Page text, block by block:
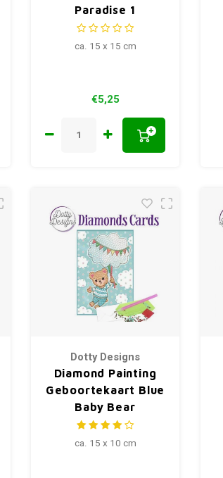
Paradise 1
ca. 15 x 15 cm
€5,25
+
Dotty Designs
Diamond Painting
Geboortekaart Blue
Baby Bear
ca. 15 x 10 cm